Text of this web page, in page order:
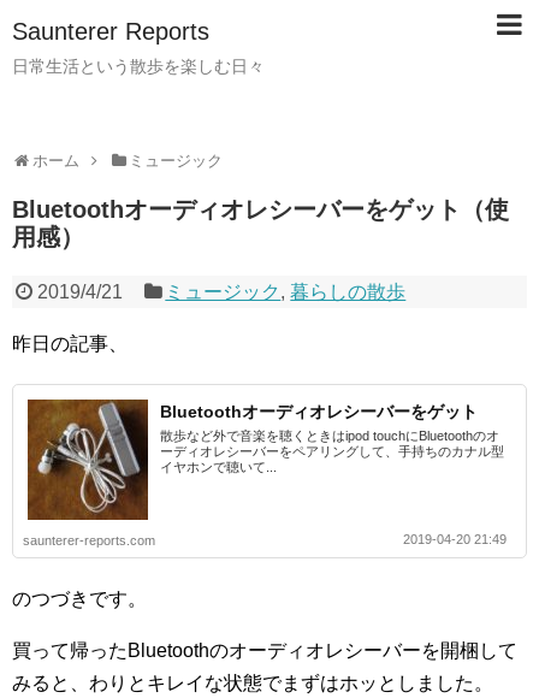
Saunterer Reports
日常生活という散歩を楽しむ日々
ホーム ミュージック
Bluetoothオーディオレシーバーをゲット（使
用感）
2019/4/21 ミュージック ,暮らしの散歩
昨日の記事、
Bluetoothオーディオレシーバーをゲット
散歩など外で音楽を聴くときはipod touchにBluetoothのオ
ーディオレシーバーをペアリングして、手持ちのカナル型
イヤホンで聴いて...
saunterer-reports.com 2019-04-20 21:49
のつづきです。
買って帰ったBluetoothのオーディオレシーバーを開梱して
みると、わりとキレイな状態でまずはホッとしました。